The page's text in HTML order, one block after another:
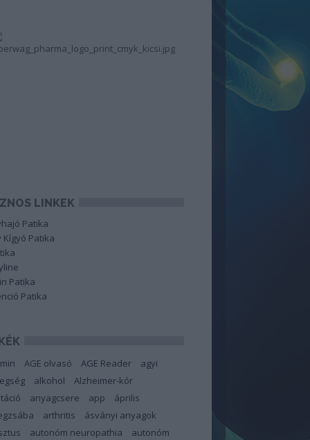
LINKEK
Patika
Kígyó Patika
Patika
Patika
AGE olvasó AGE Reader
agyi
alkohol
Alzheimer-kór
anyagcsere app
április
arthritis
ásványi anyagok
autonóm neuropathia
autonóm